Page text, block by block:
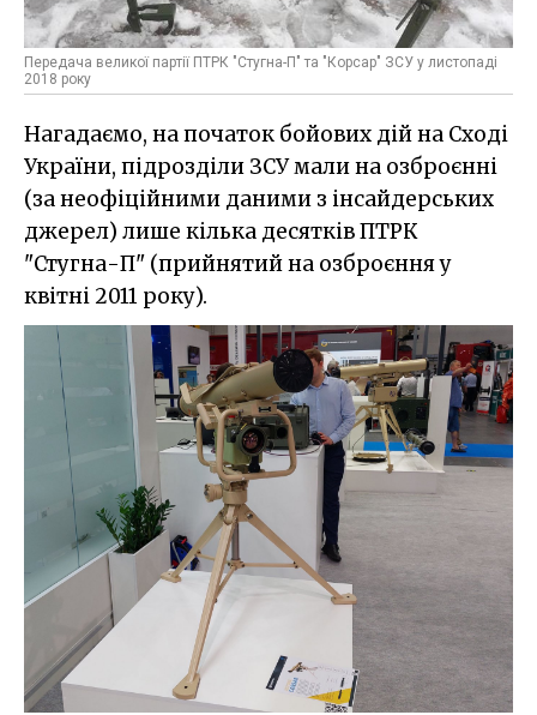
Передача великої партії ПТРК "Стугна-П" та "Корсар" ЗСУ у листопаді
2018 року
Нагадаємо, на початок бойових дій на Сході
України, підрозділи ЗСУ мали на озброєнні
(за неофіційними даними з інсайдерських
джерел) лише кілька десятків ПТРК
"Стугна-П" (прийнятий на озброєння у
квітні 2011 року).